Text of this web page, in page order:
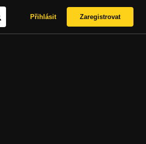
Přihlásit Zaregistrovat